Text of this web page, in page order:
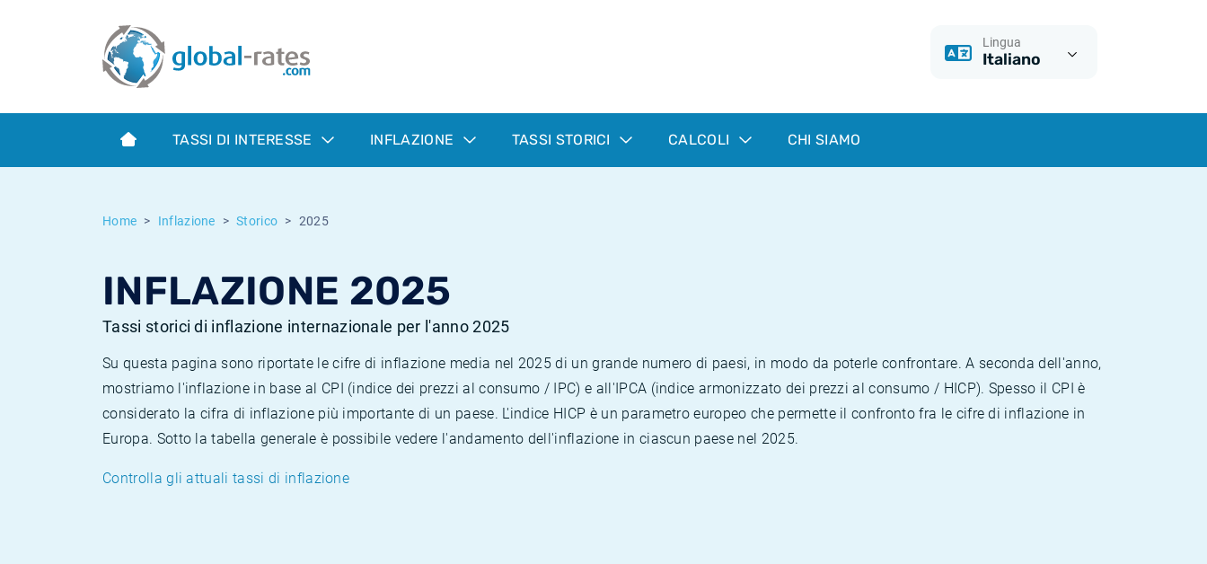
Lingua
Italiano
TASSI DI INTERESSE INFLAZIONE TASSI STORICI CALCOLI CHI SIAMO
Home Inflazione Storico 2025
INFLAZIONE 2025
Tassi storici di inflazione internazionale per l'anno 2025
Su questa pagina sono riportate le cifre di inflazione media nel 2025 di un grande numero di paesi, in modo da poterle confrontare. A seconda dell'anno,
mostriamo l'inflazione in base al CPI (indice dei prezzi al consumo / IPC) e all'IPCA (indice armonizzato dei prezzi al consumo / HICP). Spesso il CPI è
considerato la cifra di inflazione più importante di un paese. L'indice HICP è un parametro europeo che permette il confronto fra le cifre di inflazione in
Europa. Sotto la tabella generale è possibile vedere l'andamento dell'inflazione in ciascun paese nel 2025.
Controlla gli attuali tassi di inflazione
Term SOFR
Cos'è l'inflazione CPI?
Cos'è l'inflazione HICP?
Inflazione Svizzera
Tassi storici Euribor
Tassi storici di ESTER
Tassi di inflazione storici
Calcolatore dell’inflazione